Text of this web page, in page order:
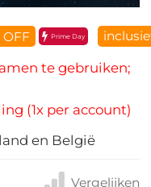
OFF Prime Day
te gebruiken;
(1x per account)
en België
Vergelijken